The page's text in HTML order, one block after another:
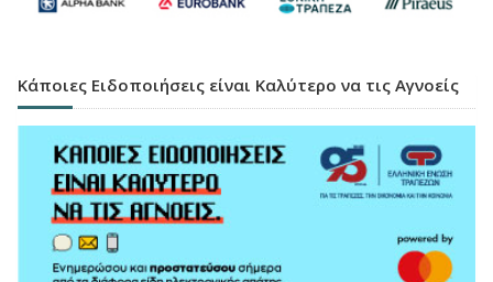
Κάποιες Ειδοποιήσεις είναι Καλύτερο να τις Αγνοείς